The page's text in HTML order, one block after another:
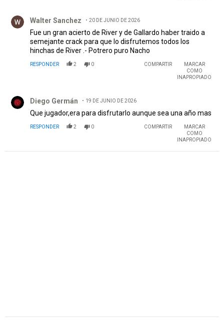
Walter Sanchez 20 DE JUNIO DE 2026
Fue un gran acierto de River y de Gallardo haber traido a
semejante crack para que lo disfrutemos todos los
hinchas de River .- Potrero puro Nacho
RESPONDER 2 0 COMPARTIR
MARCAR
COMO
INAPROPIADO
Diego Germán 19 DE JUNIO DE 2026
Que jugador,era para disfrutarlo aunque sea una año mas
RESPONDER 2 0 COMPARTIR
MARCAR
COMO
INAPROPIADO